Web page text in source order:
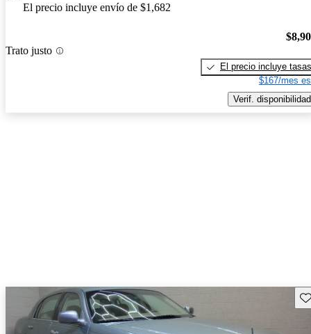
El precio incluye envío de $1,682
Trato justo
El precio incluye tasas
$167/mes
Verif. disponibilidad